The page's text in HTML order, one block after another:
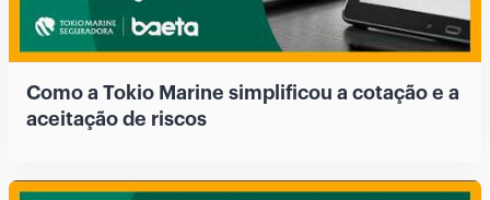
Como a Tokio Marine simplificou a cotação e a
aceitação de riscos